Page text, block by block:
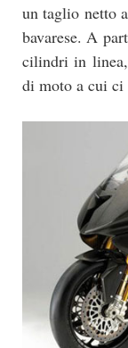
un taglio netto
bavarese. A
cilindri in
di moto a cui